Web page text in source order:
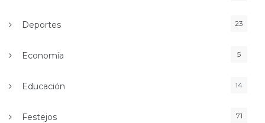
Deportes 23
Economía 5
Educación 14
Festejos 71